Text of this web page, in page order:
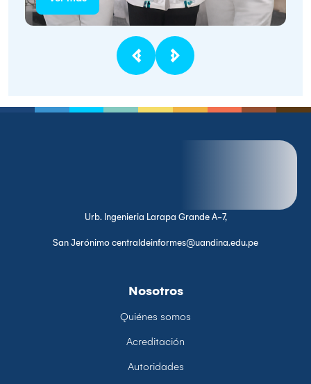
Urb. Ingenieria Larapa Grande A-7,
San Jerónimo centraldeinformes@uandina.edu.pe
Nosotros
Quiénes somos
Acreditación
Autoridades